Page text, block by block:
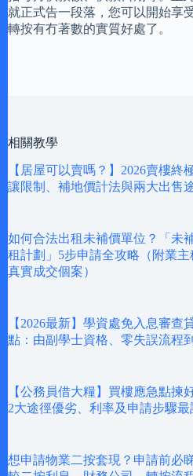
就正式告一段落，您可以開始享
轉按有冇著數的實質好處了。
相關教學
【居屋可以賣嗎？】2026賣樓終
讓限制、補地價計法與兩大出售
如何合法出租未補價單位？「未
租計劃」5步申請全攻略（附業主
真實成交個案）
【2026最新】學資處免入息審查
點：由副學士資格、零失誤流程
【公務員借大糧】買樓應急點揀
2大途徑優劣、利率及申請步驟最
想申請物業二按套現？申請前必